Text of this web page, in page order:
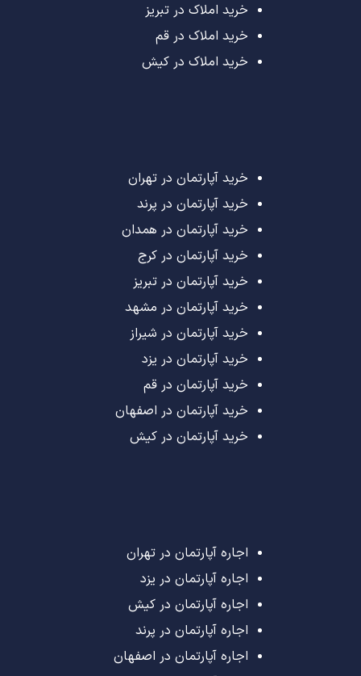
خرید املاک در تبریز
خرید املاک در قم
خرید املاک در کیش
خرید آپارتمان در تهران
خرید آپارتمان در پرند
خرید آپارتمان در همدان
خرید آپارتمان در کرج
خرید آپارتمان در تبریز
خرید آپارتمان در مشهد
خرید آپارتمان در شیراز
خرید آپارتمان در یزد
خرید آپارتمان در قم
خرید آپارتمان در اصفهان
خرید آپارتمان در کیش
اجاره آپارتمان در تهران
اجاره آپارتمان در یزد
اجاره آپارتمان در کیش
اجاره آپارتمان در پرند
اجاره آپارتمان در اصفهان